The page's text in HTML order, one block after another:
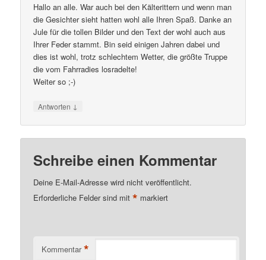
Hallo an alle. War auch bei den Kälterittern und wenn man
die Gesichter sieht hatten wohl alle Ihren Spaß. Danke an
Jule für die tollen Bilder und den Text der wohl auch aus
Ihrer Feder stammt. Bin seid einigen Jahren dabei und
dies ist wohl, trotz schlechtem Wetter, die größte Truppe
die vom Fahrradies losradelte!
Weiter so ;-)
Antworten ↓
Schreibe einen Kommentar
Deine E-Mail-Adresse wird nicht veröffentlicht.
Erforderliche Felder sind mit* markiert
Kommentar *